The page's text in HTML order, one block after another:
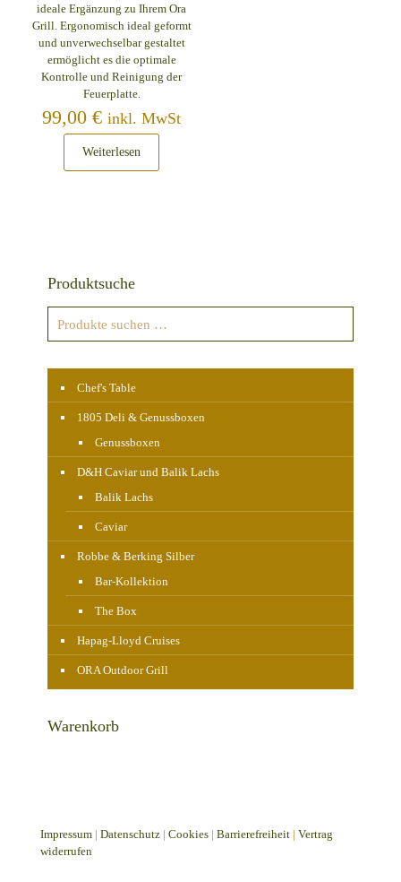
ideale Ergänzung zu Ihrem Ora
Grill. Ergonomisch ideal geformt
und unverwechselbar gestaltet
ermöglicht es die optimale
Kontrolle und Reinigung der
Feuerplatte.
99,00€ inkl. MwSt
Weiterlesen
Produktsuche
Chef's Table
1805 Deli & Genussboxen
Genussboxen
D&H Caviar und Balik Lachs
Balik Lachs
Caviar
Robbe & Berking Silber
Bar-Kollektion
The Box
Hapag-Lloyd Cruises
ORA Outdoor Grill
Warenkorb
Impressum | Datenschutz | Cookies | Barrierefreiheit | Vertrag
widerrufen